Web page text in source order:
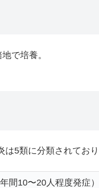
で培養。
は5類に分類されてお
間10〜20人程度発症）